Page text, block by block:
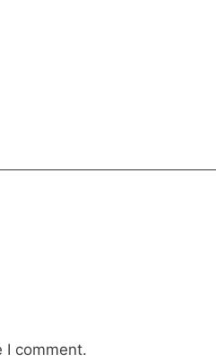
I comment.